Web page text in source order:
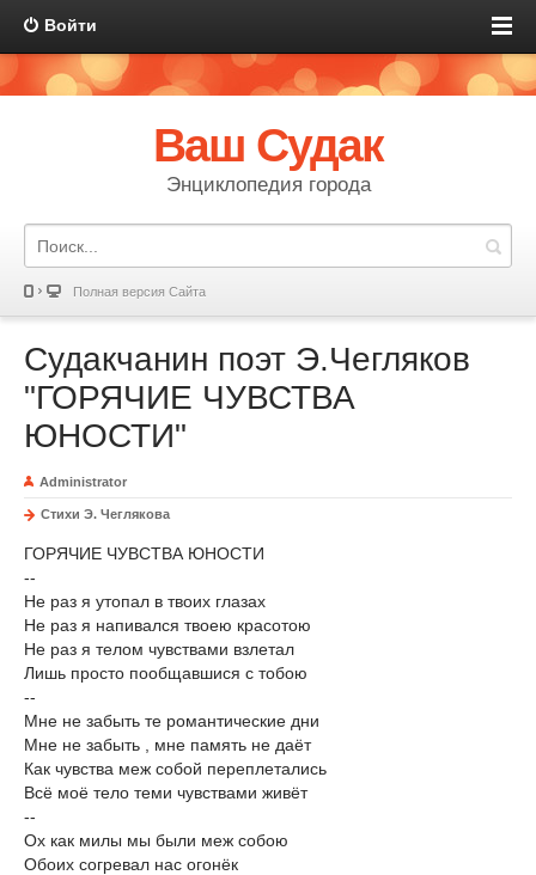
Войти
Ваш Судак
Энциклопедия города
Полная версия Сайта
Судакчанин поэт Э.Чегляков
"ГОРЯЧИЕ ЧУВСТВА
ЮНОСТИ"
Administrator
Стихи Э. Чеглякова
ГОРЯЧИЕ ЧУВСТВА ЮНОСТИ
--
Не раз я утопал в твоих глазах
Не раз я напивался твоею красотою
Не раз я телом чувствами взлетал
Лишь просто пообщавшися с тобою
--
Мне не забыть те романтические дни
Мне не забыть , мне память не даёт
Как чувства меж собой переплетались
Всё моё тело теми чувствами живёт
--
Ох как милы мы были меж собою
Обоих согревал нас огонёк